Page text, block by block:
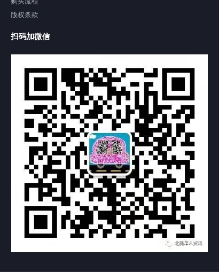
热门标签 TAG
机构链接
联系方式 关于我们
下载与支持
资料下载 视频中心
常见问题
购买流程 版权条款
版权条款
扫码加微信